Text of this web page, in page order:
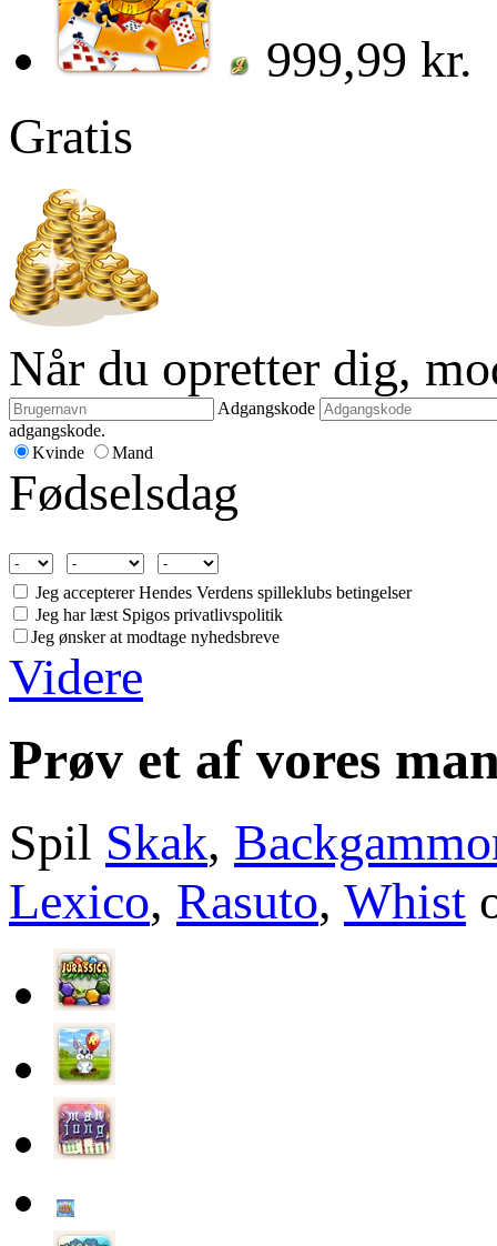
999,99 kr.
Gratis
Når du opretter dig,
Adgangskode
adgangskode.
Kvinde
Mand
Fødselsdag
Jeg accepterer Hendes Verdens spilleklubs betingelser
Jeg har læst Spigos privatlivspolitik
Jeg ønsker at modtage nyhedsbreve
Videre
Prøv et af vores
Spil Skak,
Lexico, Rasuto, Whist